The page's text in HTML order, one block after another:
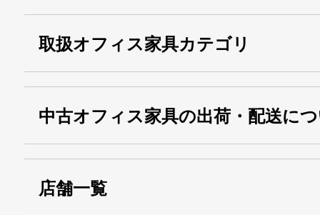
取扱オフィス家具カテゴリ
中古オフィス家具の出荷・配送に
店舗一覧